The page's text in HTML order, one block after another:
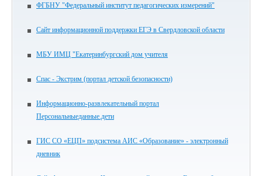
ФГБНУ "Федеральный институт педагогических измерений"
Сайт информационной поддержки ЕГЭ в Свердловской области
МБУ ИМЦ "Екатеринбургский дом учителя
Спас - Экстрим (портал детской безопасности)
Информационно-развлекательный портал
Персональныеданные.дети
ГИС СО «ЕЦП» подсистема АИС «Образование» - электронный
дневник